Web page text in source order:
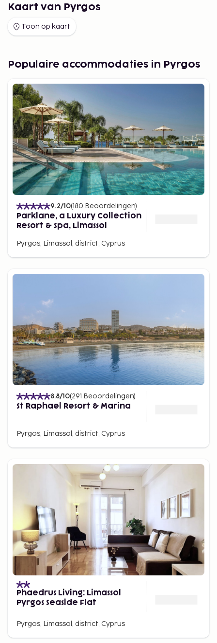
Kaart van Pyrgos
Toon op kaart
Populaire accommodaties in Pyrgos
9.2/10(180 Beoordelingen)
Parklane, a Luxury Collection
Resort & Spa, Limassol
Pyrgos, Limassol, district, Cyprus
8.8/10(291 Beoordelingen)
St Raphael Resort & Marina
Pyrgos, Limassol, district, Cyprus
Phaedrus Living: Limassol
Pyrgos Seaside Flat
Pyrgos, Limassol, district, Cyprus